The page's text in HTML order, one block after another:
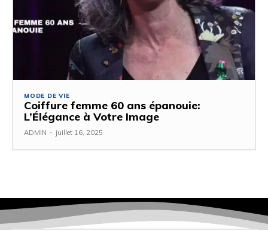
MODE DE VIE
Coiffure femme 60 ans épanouie:
L’Élégance à Votre Image
ADMIN - juillet 16, 2025